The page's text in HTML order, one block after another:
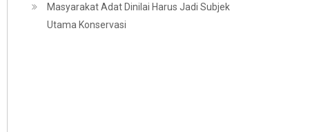
Masyarakat Adat Dinilai Harus Jadi Subjek
Utama Konservasi